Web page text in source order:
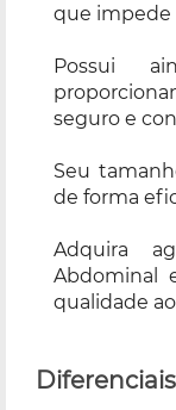
que impede
Possui
seguro e
Seu
de forma
Adquira
Abdominal
qualidade